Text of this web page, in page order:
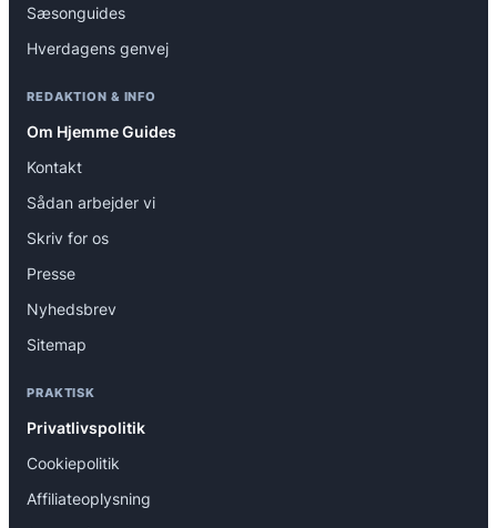
Sæsonguides
Hverdagens genvej
REDAKTION & INFO
Om Hjemme Guides
Kontakt
Sådan arbejder vi
Skriv for os
Presse
Nyhedsbrev
Sitemap
PRAKTISK
Privatlivspolitik
Cookiepolitik
Affiliateoplysning